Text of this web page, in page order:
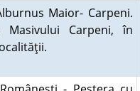
Maior- Carpeni.
Carpeni, în